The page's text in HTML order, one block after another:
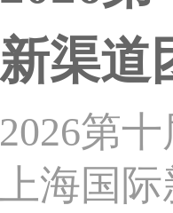
新渠道
2026第
上海国